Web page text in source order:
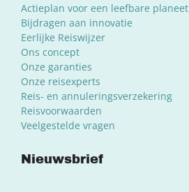
Actieplan voor een leefbare planeet
Bijdragen aan innovatie
Eerlijke Reiswijzer
Ons concept
Onze garanties
Onze reisexperts
Reis- en annuleringsverzekering
Reisvoorwaarden
Veelgestelde vragen
Nieuwsbrief